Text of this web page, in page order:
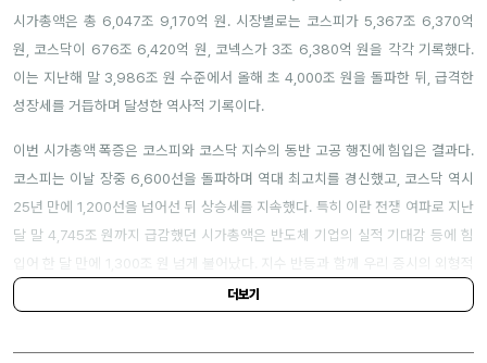
시가총액은 총 6,047조 9,170억 원. 시장별로는 코스피가 5,367조 6,370억
원, 코스닥이 676조 6,420억 원, 코넥스가 3조 6,380억 원을 각각 기록했다.
이는 지난해 말 3,986조 원 수준에서 올해 초 4,000조 원을 돌파한 뒤, 급격한
성장세를 거듭하며 달성한 역사적 기록이다.
이번 시가총액 폭증은 코스피와 코스닥 지수의 동반 고공 행진에 힘입은 결과다.
코스피는 이날 장중 6,600선을 돌파하며 역대 최고치를 경신했고, 코스닥 역시
25년 만에 1,200선을 넘어선 뒤 상승세를 지속했다. 특히 이란 전쟁 여파로 지난
달 말 4,745조 원까지 급감했던 시가총액은 반도체 기업의 실적 기대감 등에 힘
입어 한 달 만에 1,300조 원 넘게 불어났다. 지수 반등과 함께 우리 증시의 외형적
규모는 사상 최고 수준에 도달했다.
더보기